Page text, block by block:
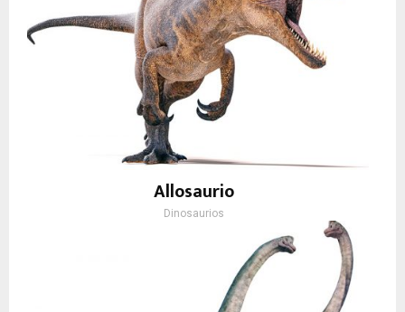
Allosaurio
Dinosaurios